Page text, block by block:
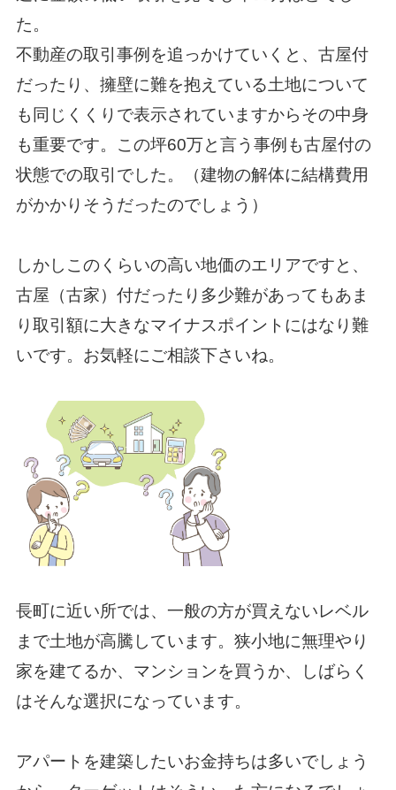
た。
不動産の取引事例を追っかけていくと、古屋付
だったり、擁壁に難を抱えている土地について
も同じくくりで表示されていますからその中身
も重要です。この坪60万と言う事例も古屋付の
状態での取引でした。（建物の解体に結構費用
がかかりそうだったのでしょう）
しかしこのくらいの高い地価のエリアですと、
古屋（古家）付だったり多少難があってもあま
り取引額に大きなマイナスポイントにはなり難
いです。お気軽にご相談下さいね。
長町に近い所では、一般の方が買えないレベル
まで土地が高騰しています。狭小地に無理やり
家を建てるか、マンションを買うか、しばらく
はそんな選択になっています。
アパートを建築したいお金持ちは多いでしょう